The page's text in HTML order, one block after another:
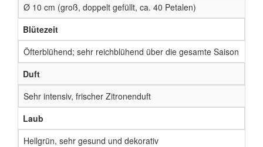
Ø 10 cm (groß, doppelt gefüllt, ca. 40 Petalen)
Blütezeit
Öfterblühend; sehr reichblühend über die gesamte Saison
Duft
Sehr intensiv, frischer Zitronenduft
Laub
Hellgrün, sehr gesund und dekorativ